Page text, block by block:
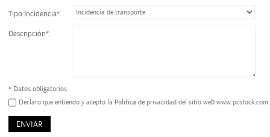
Tipo Incidencia*:
Descripción*:
* Datos obligatorios
Declaro que entiendo y acepto la Politica de privacidad del sitio web